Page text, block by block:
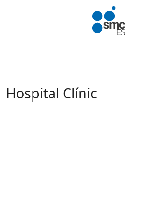
Pasar al contenido principal
Hospital Clínic